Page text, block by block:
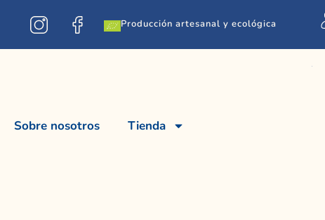
Producción artesanal y ecológica
Sobre nosotros Tienda